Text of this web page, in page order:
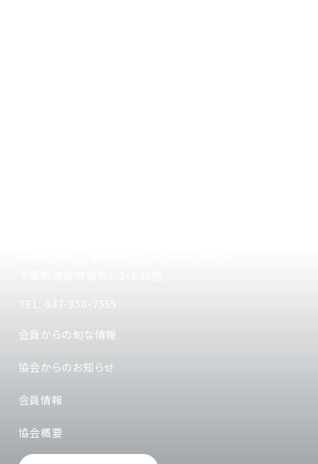
TEL: 047-350-7555
会員からの旬な情報
協会からのお知らせ
会員情報
協会概要